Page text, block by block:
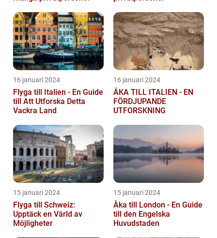
16 januari 2024
Flyga till Italien - En Guide
till Att Utforska Detta
Vackra Land
16 januari 2024
ÅKA TILL ITALIEN - EN
FÖRDJUPANDE
UTFORSKNING
15 januari 2024
Flyga till Schweiz:
Upptäck en Värld av
Möjligheter
15 januari 2024
Åka till London - En Guide
till den Engelska
Huvudstaden